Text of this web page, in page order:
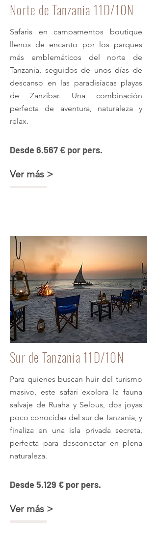
Norte de Tanzania 11D/10N
Safaris en campamentos boutique
llenos de encanto por los parques
más emblemáticos del norte de
Tanzania, seguidos de unos días de
descanso en las paradisíacas playas
de Zanzíbar. Una combinación
perfecta de aventura, naturaleza y
relax.
Desde 6.567 € por pers.
Ver más >
Sur de Tanzania 11D/10N
Para quienes buscan huir del turismo
masivo, este safari explora la fauna
salvaje de Ruaha y Selous, dos joyas
poco conocidas del sur de Tanzania, y
finaliza en una isla privada secreta,
perfecta para desconectar en plena
naturaleza.
Desde 5.129 € por pers.
Ver más >